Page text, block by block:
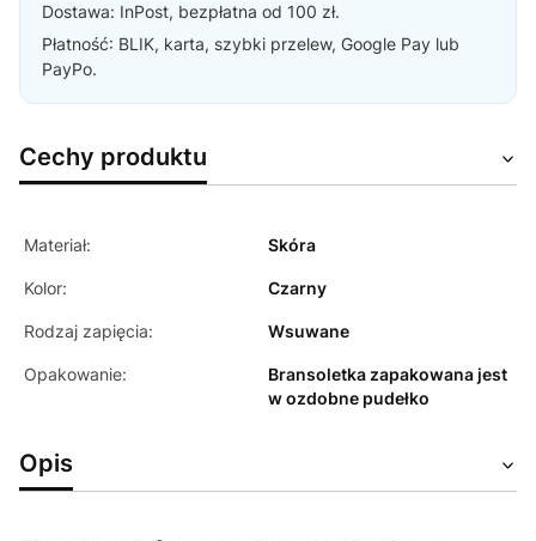
Dostawa: InPost, bezpłatna od 100 zł.
Płatność: BLIK, karta, szybki przelew, Google Pay lub
PayPo.
Cechy produktu
Materiał: Skóra
Kolor: Czarny
Rodzaj zapięcia: Wsuwane
Opakowanie:
Bransoletka zapakowana jest
w ozdobne pudełko
Opis